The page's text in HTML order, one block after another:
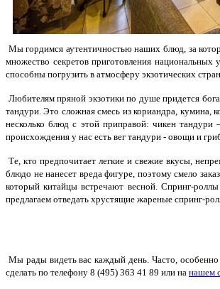
Мы гордимся аутентичностью наших блюд, за
множество секретов приготовления
способны погрузить в атмосферу экзотических
Любителям пряной экзотики по душе придется
тандури. Это сложная смесь из кориандра, кумина,
несколько блюд с этой приправой: чикен
происхождения у нас есть вег тандури - овощи и
Те, кто предпочитает легкие и свежие вкусы,
блюдо не нанесет вреда фигуре, поэтому смело
который китайцы встречают весной. Спринг-
предлагаем отведать хрустящие жареные спринг-
Мы рады видеть вас каждый день. Часто,
сделать по телефону 8 (495) 363 41 89 или на нашем